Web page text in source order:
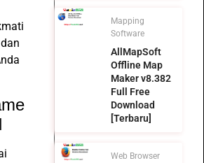
Mapping
Software
AllMapSoft
Offline Map
Maker v8.382
Full Free
Download
[Terbaru]
Web Browser